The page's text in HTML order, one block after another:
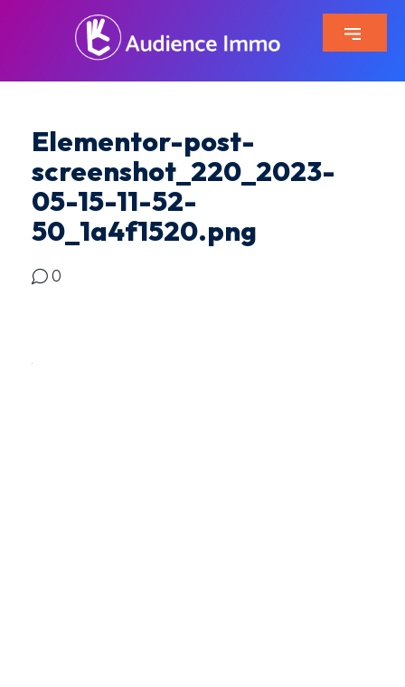
Elementor-post-
screenshot_220_2023-
05-15-11-52-
50_1a4f1520.png
0